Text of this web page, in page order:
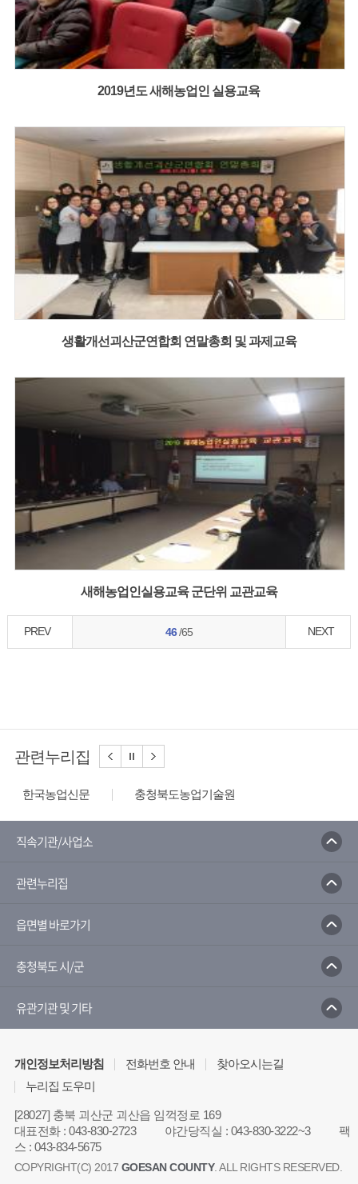
2019년도 새해농업인 실용교육
생활개선괴산군연합회 연말총회 및 과제교육
새해농업인실용교육 군단위 교관교육
PREV 46/65 NEXT
관련누리집
한국농업신문
충청북도농업기술원
한국농수산식품유통공사
농촌진흥청 전자민원 포털서비스
직속기관/사업소
관련누리집
읍면별 바로가기
충청북도 시/군
유관기관 및 기타
개인정보처리방침 전화번호 안내
찾아오시는길
누리집 도우미
[28027] 충북 괴산군 괴산읍 임꺽정로 169
대표전화:043-830-2723 야간당직실 : 043-830-3222~3
팩
스 : 043-834-5675
COPYRIGHT(C) 2017 GOESAN COUNTY. ALL RIGHTS RESERVED.